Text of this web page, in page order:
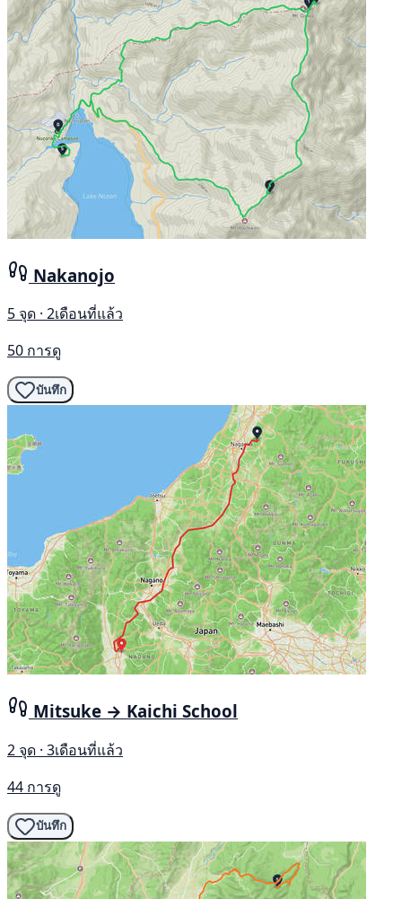
Nakanojo
5 จุด · 2เดือนที่แล้ว
50 การดู
บันทึก
Mitsuke → Kaichi School
2 จุด · 3เดือนที่แล้ว
44 การดู
บันทึก